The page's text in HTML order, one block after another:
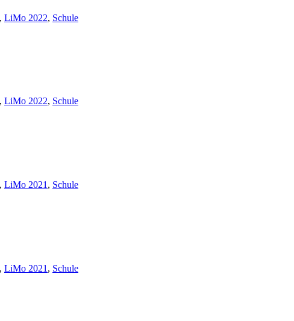
, LiMo 2022, Schule
, LiMo 2022, Schule
, LiMo 2021 , Schule
, LiMo 2021 , Schule